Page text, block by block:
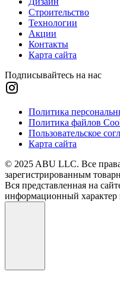
Строительство
Технологии
Акции
Контакты
Карта сайта
Подписывайтесь на нас
Политика
Политика файлов
Пользовательское
Карта сайта
© 2025 ABU LLC. Все
зарегистрированным
Вся представленная на
информационный характер